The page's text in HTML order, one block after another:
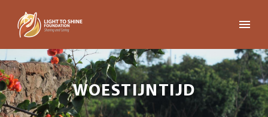
WOESTIJNTIJD